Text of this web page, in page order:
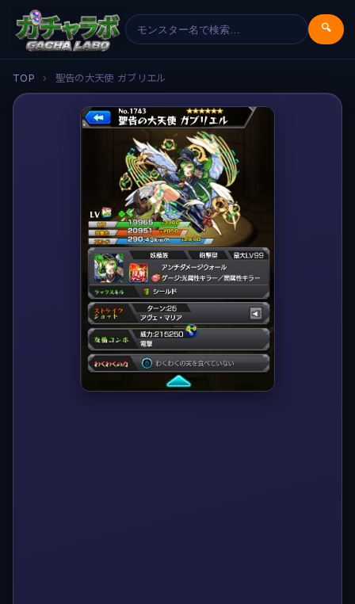
🔍
TOP › 聖告の大天使 ガブリエル